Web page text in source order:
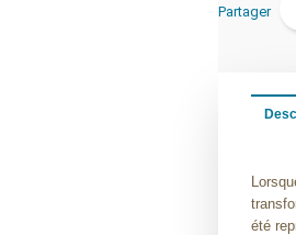
Partager
été